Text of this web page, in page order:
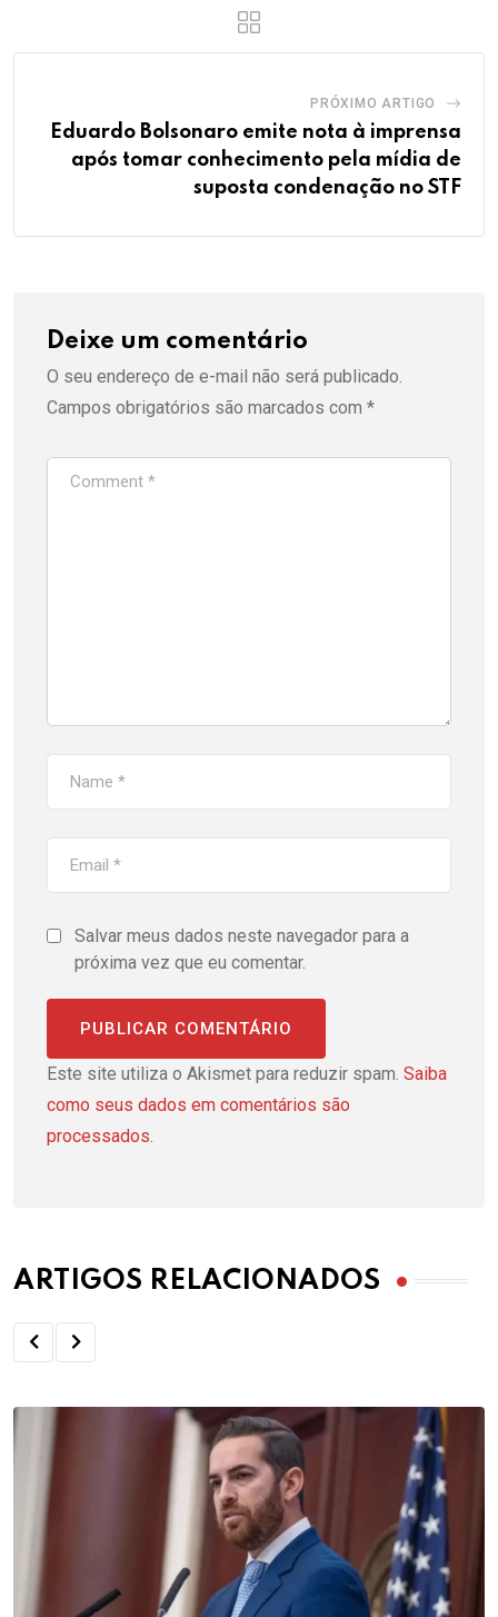
PRÓXIMO ARTIGO
Eduardo Bolsonaro emite nota à imprensa
após tomar conhecimento pela mídia de
suposta condenação no STF
Deixe um comentário
O seu endereço de e-mail não será publicado.
Campos obrigatórios são marcados com *
Salvar meus dados neste navegador para a
próxima vez que eu comentar.
Este site utiliza o Akismet para reduzir spam. Saiba
como seus dados em comentários são
processados
ARTIGOS RELACIONADOS